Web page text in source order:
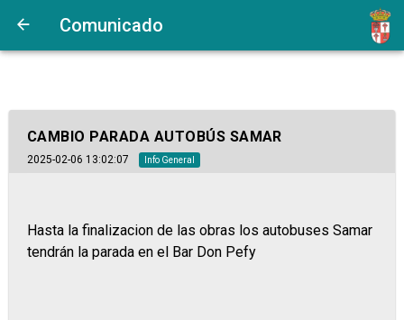
Comunicado
CAMBIO PARADA AUTOBÚS SAMAR
2025-02-06 13:02:07 Info General
Hasta la finalizacion de las obras los autobuses Samar
tendrán la parada en el Bar Don Pefy